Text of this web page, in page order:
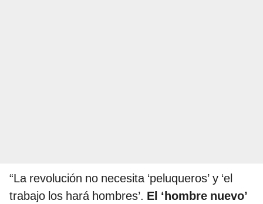
“La revolución no necesita ‘peluqueros’ y ‘el
trabajo los hará hombres’. El ‘hombre nuevo’